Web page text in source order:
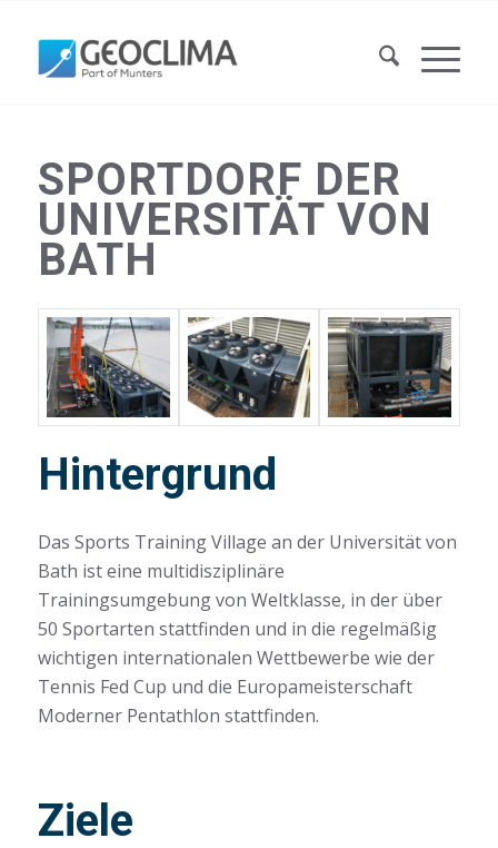
SPORTDORF DER
UNIVERSITÄT VON
BATH
Hintergrund
Das Sports Training Village an der Universität von
Bath ist eine multidisziplinäre
Trainingsumgebung von Weltklasse, in der über
50 Sportarten stattfinden und in die regelmäßig
wichtigen internationalen Wettbewerbe wie der
Tennis Fed Cup und die Europameisterschaft
Moderner Pentathlon stattfinden.
Ziele